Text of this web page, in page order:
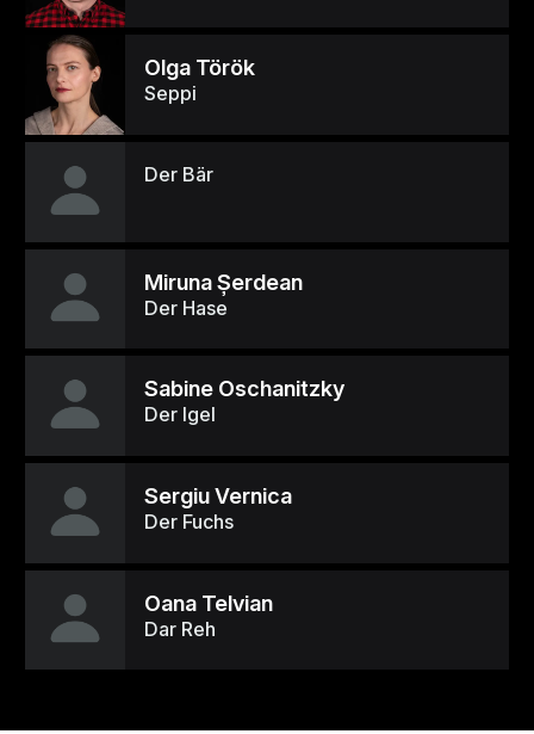
Olga Török
Seppi
Der Bär
Miruna Șerdean
Der Hase
Sabine Oschanitzky
Der Igel
Sergiu Vernica
Der Fuchs
Oana Telvian
Dar Reh